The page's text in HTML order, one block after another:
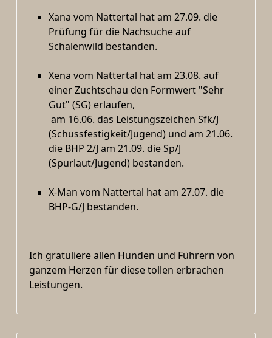
Xana vom Nattertal hat am 27.09. die
Prüfung für die Nachsuche auf
Schalenwild bestanden.
Xena vom Nattertal hat am 23.08. auf
einer Zuchtschau den Formwert "Sehr
Gut" (SG) erlaufen,
am 16.06. das Leistungszeichen Sfk/J
(Schussfestigkeit/Jugend) und am 21.06.
die BHP 2/J am 21.09. die Sp/J
(Spurlaut/Jugend) bestanden.
X-Man vom Nattertal hat am 27.07. die
BHP-G/J bestanden.
Ich gratuliere allen Hunden und Führern von
ganzem Herzen für diese tollen erbrachen
Leistungen.